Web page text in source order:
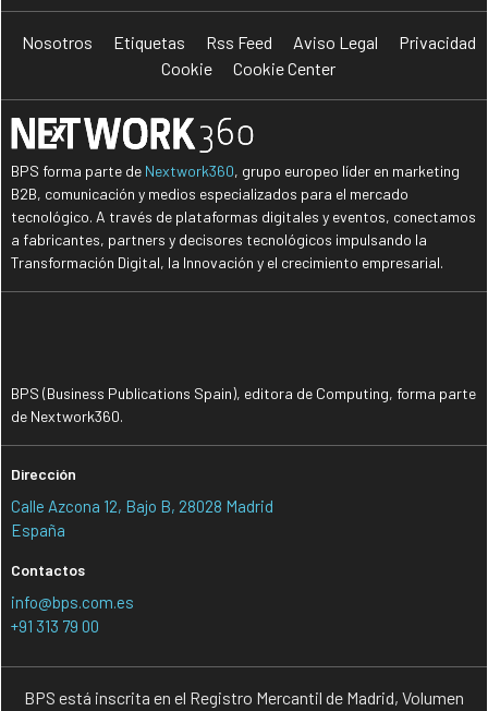
Nosotros Etiquetas Rss Feed Aviso Legal
Privacidad
Cookie
Cookie Center
BPS forma parte de Nextwork360, grupo europeo líder en marketing
B2B, comunicación y medios especializados para el mercado
tecnológico. A través de plataformas digitales y eventos, conectamos
a fabricantes, partners y decisores tecnológicos impulsando la
Transformación Digital, la Innovación y el crecimiento empresarial.
BPS (Business Publications Spain), editora de Computing, forma parte
de Nextwork360.
Dirección
Calle Azcona 12, Bajo B, 28028 Madrid
España
Contactos
info@bps.com.es
+91 313 79 00
BPS está inscrita en el Registro Mercantil de Madrid, Volumen